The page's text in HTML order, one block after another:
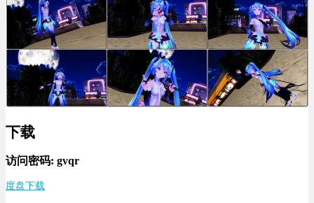
下载
访问密码: gvqr
度盘下载